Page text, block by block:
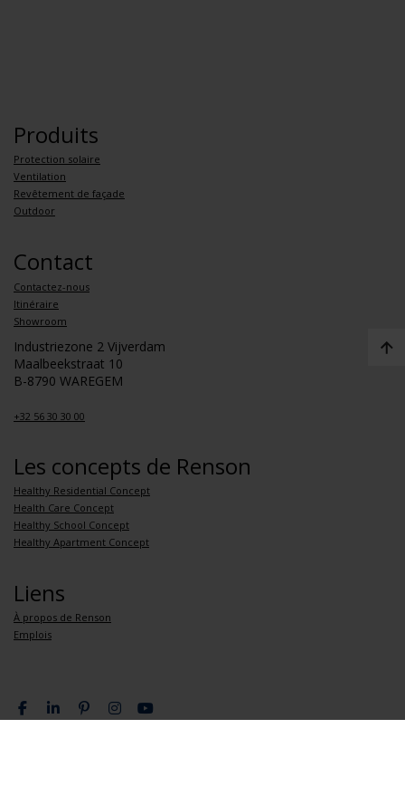
Produits
Protection solaire
Ventilation
Revêtement de façade
Outdoor
Contact
Contactez-nous
Itinéraire
Showroom
Industriezone 2 Vijverdam
Maalbeekstraat 10
B-8790 WAREGEM
+32 56 30 30 00
Les concepts de Renson
Healthy Residential Concept
Health Care Concept
Healthy School Concept
Healthy Apartment Concept
Liens
À propos de Renson
Emplois